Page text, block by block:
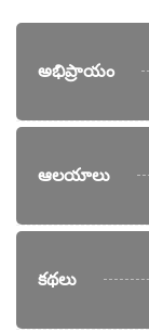
అభిప్రాయం
ఆలయాలు
కథలు